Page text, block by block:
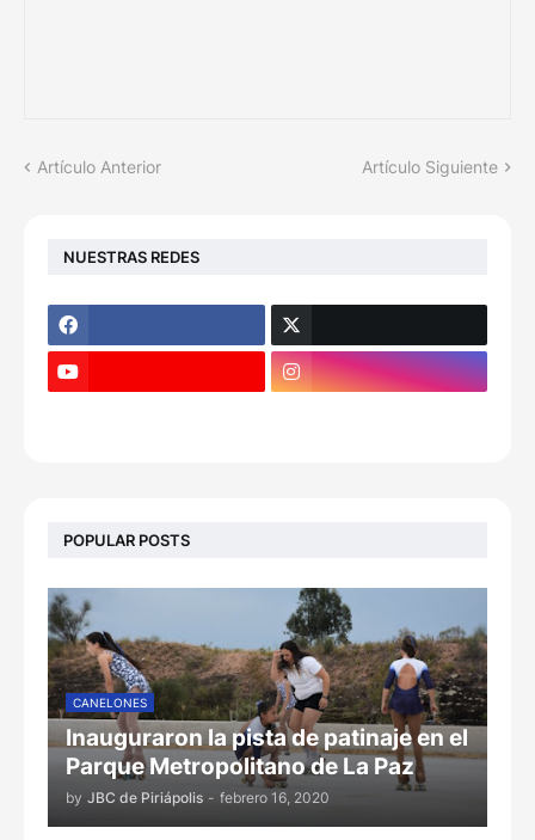
Artículo Anterior Artículo Siguiente
NUESTRAS REDES
POPULAR POSTS
CANELONES
Inauguraron la pista de patinaje en el
Parque Metropolitano de La Paz
by JBC de Piriápolis - febrero 16, 2020